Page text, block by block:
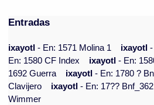
Entradas
ixayotl- En: 1571 Molina 1 ixayotl
En: 1580 CF Index
ixayotl- En:
1692 Guerra
ixayotl- En: 1780 ?
Clavijero
ixayotl- En: 17?? Bnf_362
Wimmer